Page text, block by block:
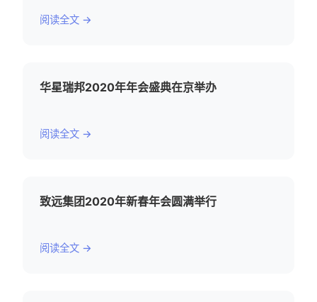
阅读全文 →
华星瑞邦2020年年会盛典在京举办
阅读全文 →
致远集团2020年新春年会圆满举行
阅读全文 →